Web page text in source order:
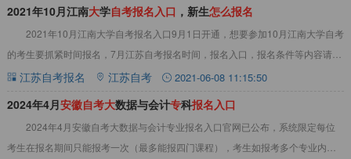
2021年10月江南大学自考报名入口 ，新生怎么报名
2021年10月江南大学自考报名入口9月1日开通，想要参加10月江南大学自考
的考生要抓紧时间报名，7月江苏自考报名时间，报名入口，报名条件等内容请看
下文：2021年10月江南大学自
江苏自考报名 江苏自考 2021-06-08 11:15:50
​2024年4月安徽自考大数据与会计专科报名入口
2024年4月安徽自考大数据与会计专业报名入口官网已公布，系统限定每位
考生在报名期间只能报考一次（最多能报四门课程），考生如报考多个专业内课